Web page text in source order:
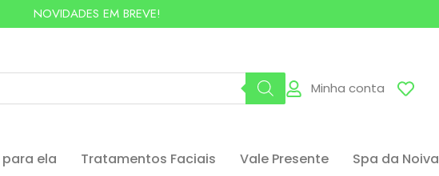
NOVIDADES EM BREVE!
Minha conta
ela Tratamentos Faciais Vale Presente Spa da Noiva